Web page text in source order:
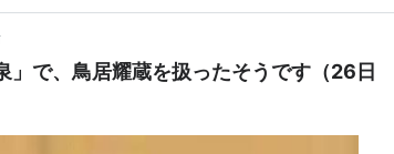
家は山形藩へ国替えした
り廃嫡。後藤三右衛門光亨は斬首刑に処せら
」で、鳥居耀蔵を扱ったそうです（26日